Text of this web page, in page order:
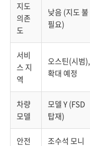
지도
의존
도
낮음 (지도 불
필요)
서비
스 지
역
오스틴(시범),
확대 예정
차량
모델
모델 Y (FSD
탑재)
안전
조수석 모니